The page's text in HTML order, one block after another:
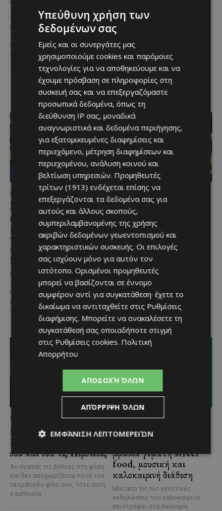
Ilio Rodoni
Καθήκοντα Γενικού Διευθυντή
στο Hilton Nicosia αναλαμβάνει ο
Ilio Rodoni, παίρνοντας τη
σκυτάλη από τον κ. Εύρο
Στυλιανού,...
Φεστιβάλ
Κινηματογράφου της
Βενετίας
Η Peugeot ανακοινώνει μια
ιδιαίτερα σημαντική συνεργασία
με το Διεθνές Φεστιβάλ
Κινηματογράφου της Βενετίας
και με αυτό τον...
ΜΈΝΟΥΜΕ ΕΝΗΜΕΡΩΜΈΝΟΙ
Lidl Better Living Days
#summer2026: Ένα
μοναδικό ταξίδι ευεξίας,
γεμάτο γεύση, ενέργεια
και χαμόγελα σε όλη την
Κύπρο
Με 6 προορισμούς, πάνω από
1.700 συμμετέχοντες και
περισσότερες από 3.500
μερίδες, η Lidl Κύπρου
επιβεβαίωσε για ακόμα...
ΜΈΝΟΥΜΕ ΕΝΗΜΕΡΩΜΈΝΟΙ
Μια βραδιά γεμάτη
παράδοση, μουσική και
κέφι στον Δελίκηπο για
τη γιορτή του
Χρυσοσώτηρος
@menoumekypro Μια βραδιά
γεμάτη παράδοση, μουσική, χορό
και αυθεντικές γεύσεις στον
Δελίκηπο!
γλέντι,...
ΜΈΝΟΥΜΕ ΚΎΠΡΟ
Βραδινή πεζοπορία στον
Μαχαιρά με τον σκύλο
σου και θέα τις Περσείδες
Αν αγαπάς τις βόλτες στη φύση
και δεν αποχωρίζεσαι ποτέ τον
τετράποδο φίλο σου, τότε αυτή
η εμπειρία...
ΜΈΝΟΥΜΕ ΚΎΠΡΟ
Τα Λεύκαρα
βραδιά γεμάτη street
food, μουσική και
καλοκαιρινή διάθεση
Μία από τις πιο γευστικές
εκδηλώσεις του καλοκαιριού
επιστρέφει στα Λεύκαρα,
Υπεύθυνη χρήση των
δεδομένων σας
Εμείς και οι συνεργάτες μας
χρησιμοποιούμε cookies και παρόμοιες
τεχνολογίες για να αποθηκεύουμε και να
έχουμε πρόσβαση σε πληροφορίες στη
συσκευή σας και να επεξεργαζόμαστε
προσωπικά δεδομένα, όπως τη
διεύθυνση IP σας, μοναδικά
αναγνωριστικά και δεδομένα περιήγησης,
για εξατομικευμένες διαφημίσεις και
περιεχόμενο, μέτρηση διαφημίσεων και
περιεχομένου, ανάλυση κοινού και
βελτίωση υπηρεσιών. Προμηθευτές
τρίτων (1913) ενδέχεται επίσης να
επεξεργάζονται τα δεδομένα σας για
αυτούς και άλλους σκοπούς,
συμπεριλαμβανομένης της χρήσης
ακριβών δεδομένων γεωεντοπισμού και
χαρακτηριστικών συσκευής. Οι επιλογές
σας ισχύουν μόνο για αυτόν τον
ιστότοπο. Ορισμένοι προμηθευτές
μπορεί να βασίζονται σε έννομο
συμφέρον αντί για συγκατάθεση· έχετε το
δικαίωμα να αντιταχθείτε στις Ρυθμίσεις
διαφήμισης. Μπορείτε να ανακαλέσετε τη
συγκατάθεσή σας οποιαδήποτε στιγμή
στις Ρυθμίσεις cookies. Πολιτική
Απορρήτου
ΑΠΟΔΟΧΉ ΌΛΩΝ
ΑΠΌΡΡΙΨΗ ΌΛΩΝ
ΕΜΦΆΝΙΣΗ ΛΕΠΤΟΜΕΡΕΙΏΝ